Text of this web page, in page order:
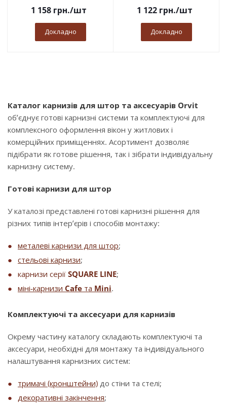
1 158 грн./шт
Докладно
1 122 грн./шт
Докладно
Каталог карнизів для штор та аксесуарів Orvit
об’єднує готові карнизні системи та комплектуючі для
комплексного оформлення вікон у житлових і
комерційних приміщеннях. Асортимент дозволяє
підібрати як готове рішення, так і зібрати індивідуальну
карнизну систему.
Готові карнизи для штор
У каталозі представлені готові карнизні рішення для
різних типів інтер’єрів і способів монтажу:
металеві карнизи для штор;
стельові карнизи;
карнизи серії SQUARE LINE;
міні-карнизи Cafe та Mini.
Комплектуючі та аксесуари для карнизів
Окрему частину каталогу складають комплектуючі та
аксесуари, необхідні для монтажу та індивідуального
налаштування карнизних систем:
тримачі (кронштейни) до стіни та стелі;
декоративні закінчення;